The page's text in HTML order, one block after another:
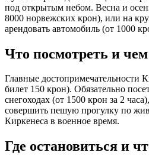
под открытым небом. Весна и
8000 норвежских крон), или на
арендовать автомобиль (от 1000
Что посмотреть и
Главные достопримечательности
билет 150 крон). Обязательно
снегоходах (от 1500 крон за 2
совершить пешую прогулку по
Киркенеса в военное время.
Где остановиться и